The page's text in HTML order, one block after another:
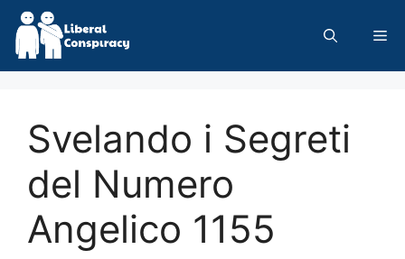
Skip
content
Svelando i Segreti
del Numero
Angelico 1155